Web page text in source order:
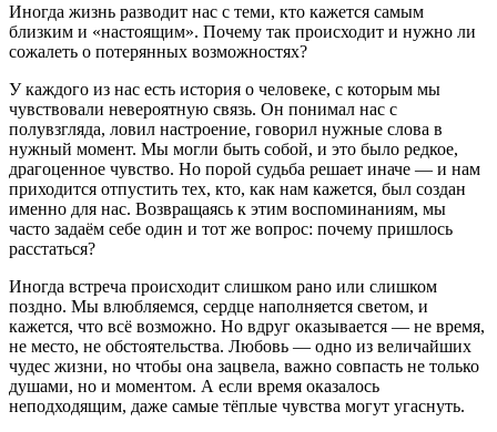
Иногда жизнь разводит нас с теми, кто кажется самым
близким и «настоящим». Почему так происходит и нужно ли
сожалеть о потерянных возможностях?
У каждого из нас есть история о человеке, с которым мы
чувствовали невероятную связь. Он понимал нас с
полувзгляда, ловил настроение, говорил нужные слова в
нужный момент. Мы могли быть собой, и это было редкое,
драгоценное чувство. Но порой судьба решает иначе — и нам
приходится отпустить тех, кто, как нам кажется, был создан
именно для нас. Возвращаясь к этим воспоминаниям, мы
часто задаём себе один и тот же вопрос: почему пришлось
расстаться?
Иногда встреча происходит слишком рано или слишком
поздно. Мы влюбляемся, сердце наполняется светом, и
кажется, что всё возможно. Но вдруг оказывается — не время,
не место, не обстоятельства. Любовь — одно из величайших
чудес жизни, но чтобы она зацвела, важно совпасть не только
душами, но и моментом. А если время оказалось
неподходящим, даже самые тёплые чувства могут угаснуть.